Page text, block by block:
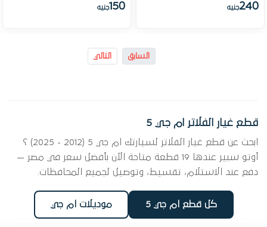
240جنيه 150جنيه
السابق التالي
قطع غيار الفلاتر ام جي 5
ابحث عن قطع غيار الفلاتر لسيارتك ام جي 5 (2012 - 2025) ؟
أوتو سبير عندها 19 قطعة متاحة الآن بأفضل سعر في مصر —
دفع عند الاستلام، تقسيط، وتوصيل لجميع المحافظات.
كل قطع ام جي 5 موديلات ام جي